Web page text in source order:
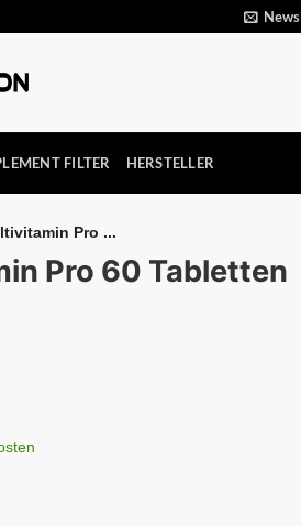
FILTER HERSTELLER
Pro ...
Pro 60 Tabletten